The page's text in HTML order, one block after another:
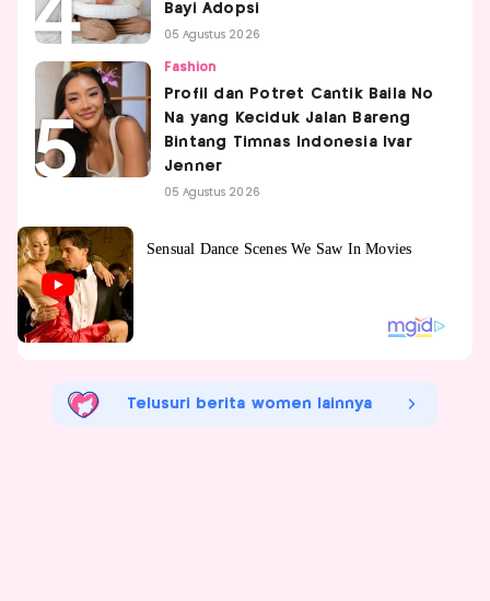
Bayi Adopsi
05 Agustus 2026
Fashion
Profil dan Potret Cantik Baila No
Na yang Keciduk Jalan Bareng
Bintang Timnas Indonesia Ivar
Jenner
05 Agustus 2026
Telusuri berita women lainnya